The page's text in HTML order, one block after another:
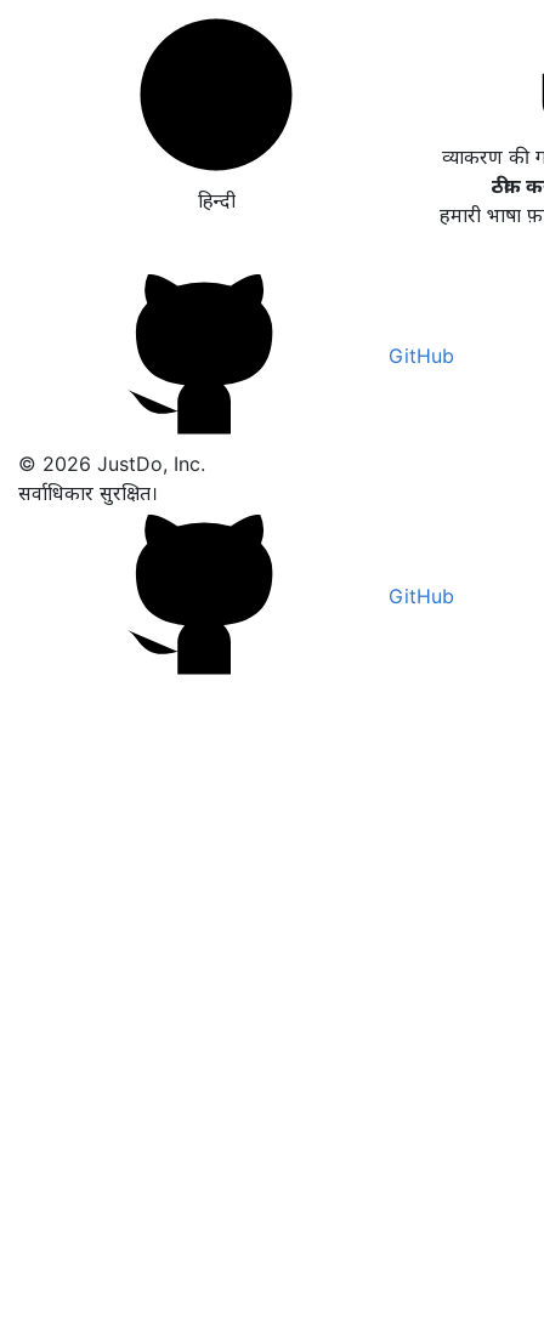
हिन्दी
व्याकरण की
ठीक
हमारी भाषा
GitHub
© 2026 JustDo, Inc.
सर्वाधिकार सुरक्षित।
GitHub